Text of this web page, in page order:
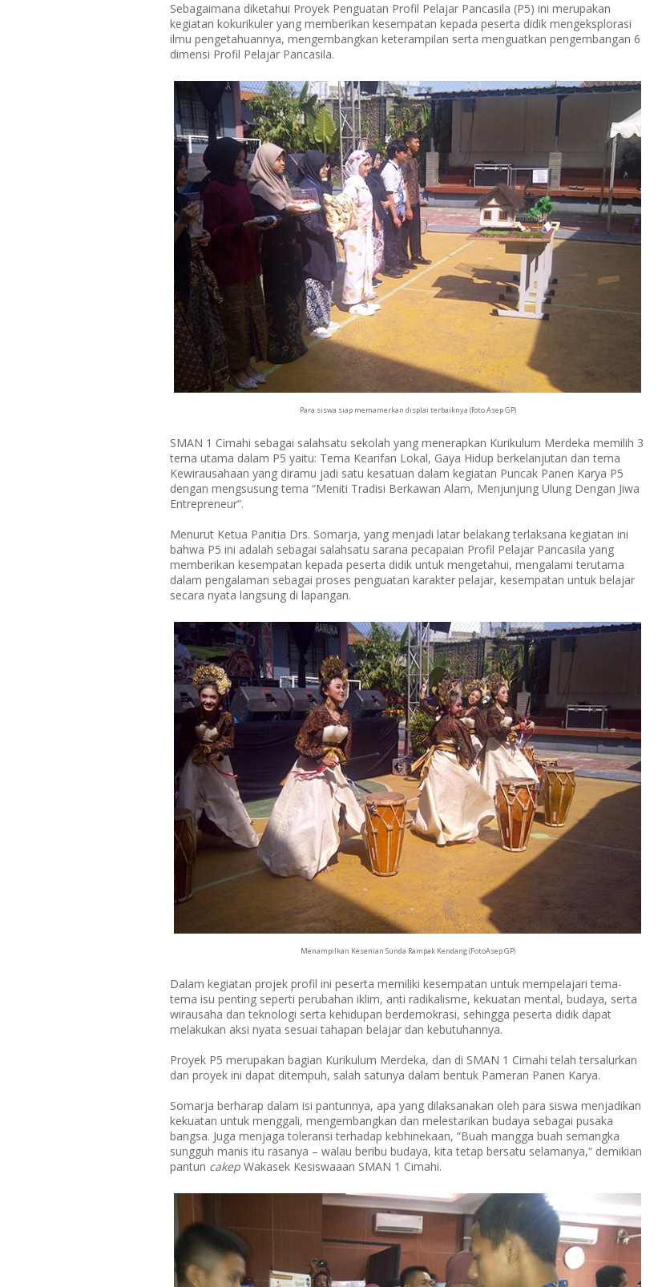
Sebagaimana diketahui Proyek Penguatan Profil Pelajar Pancasila (P5) ini merupakan
kegiatan kokurikuler yang memberikan kesempatan kepada peserta didik mengeksplorasi
ilmu pengetahuannya, mengembangkan keterampilan serta menguatkan pengembangan 6
dimensi Profil Pelajar Pancasila.
Para siswa siap memamerkan displai terbaiknya (foto Asep GP)
SMAN 1 Cimahi sebagai salahsatu sekolah yang menerapkan Kurikulum Merdeka memilih 3
tema utama dalam P5 yaitu: Tema Kearifan Lokal, Gaya Hidup berkelanjutan dan tema
Kewirausahaan yang diramu jadi satu kesatuan dalam kegiatan Puncak Panen Karya P5
dengan mengsusung tema “Meniti Tradisi Berkawan Alam, Menjunjung Ulung Dengan Jiwa
Entrepreneur”.
Menurut Ketua Panitia Drs. Somarja, yang menjadi latar belakang terlaksana kegiatan ini
bahwa P5 ini adalah sebagai salahsatu sarana pecapaian Profil Pelajar Pancasila yang
memberikan kesempatan kepada peserta didik untuk mengetahui, mengalami terutama
dalam pengalaman sebagai proses penguatan karakter pelajar, kesempatan untuk belajar
secara nyata langsung di lapangan.
Menampilkan Kesenian Sunda Rampak Kendang (FotoAsep GP)
Dalam kegiatan projek profil ini peserta memiliki kesempatan untuk mempelajari tema-
tema isu penting seperti perubahan iklim, anti radikalisme, kekuatan mental, budaya, serta
wirausaha dan teknologi serta kehidupan berdemokrasi, sehingga peserta didik dapat
melakukan aksi nyata sesuai tahapan belajar dan kebutuhannya.
Proyek P5 merupakan bagian Kurikulum Merdeka, dan di SMAN 1 Cimahi telah tersalurkan
dan proyek ini dapat ditempuh, salah satunya dalam bentuk Pameran Panen Karya.
Somarja berharap dalam isi pantunnya, apa yang dilaksanakan oleh para siswa menjadikan
kekuatan untuk menggali, mengembangkan dan melestarikan budaya sebagai pusaka
bangsa. Juga menjaga toleransi terhadap kebhinekaan, “Buah mangga buah semangka
sungguh manis itu rasanya – walau beribu budaya, kita tetap bersatu selamanya,“ demikian
pantun cakep Wakasek Kesiswaaan SMAN 1 Cimahi.